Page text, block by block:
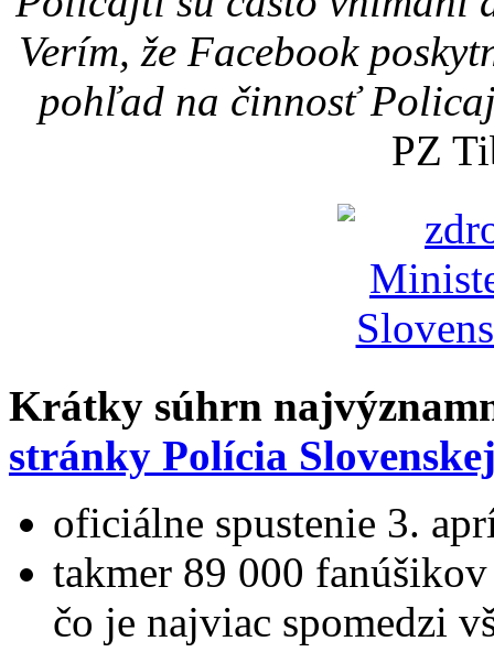
Verím, že Facebook
pohľad na činnosť
PZ
Krátky súhrn
stránky Polícia
oficiálne spustenie 3.
takmer 89 000
čo je najviac spomedzi